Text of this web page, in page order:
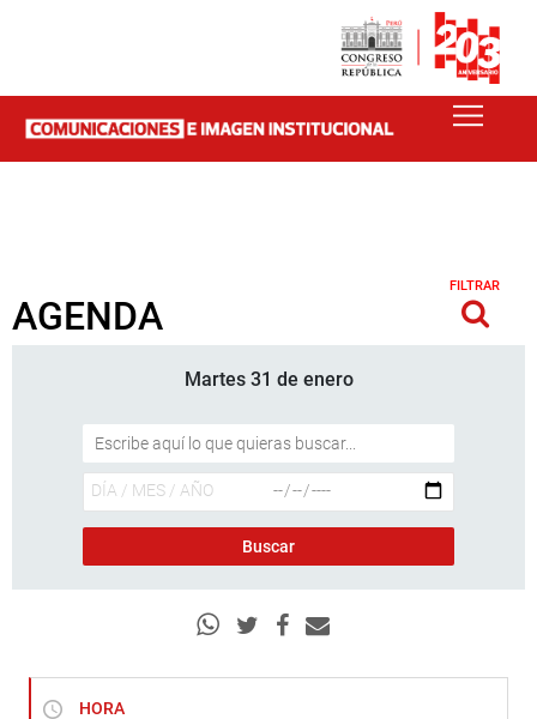
AGENDA
FILTRAR
Martes 31 de enero
HORA